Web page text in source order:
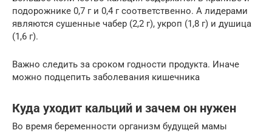
подорожнике 0,7 г и 0,4 г соответственно. А лидерами
являются сушенные чабер (2,2 г), укроп (1,8 г) и душица
(1,6 г).
Важно следить за сроком годности продукта. Иначе
можно подцепить заболевания кишечника
Куда уходит кальций и зачем он нужен
Во время беременности организм будущей мамы